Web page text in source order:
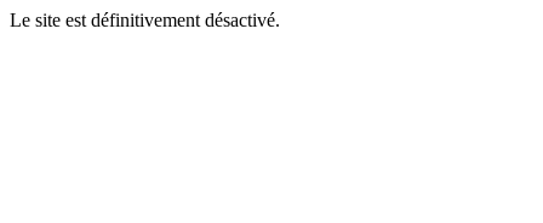
Le site est définitivement désactivé.